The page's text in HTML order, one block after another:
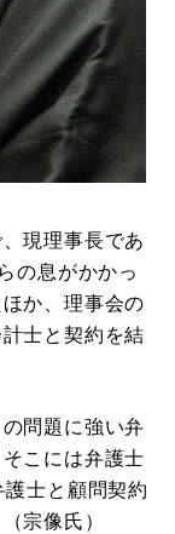
現理事長であ
の息がかかっ
か、理事会の
士と契約を結
問題に強い弁
こには弁護士
士と顧問契約
宗像氏）